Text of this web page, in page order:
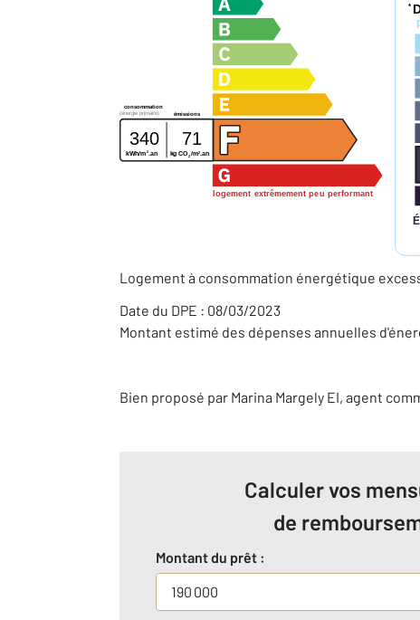
logement extrêmement peu performant
consommation
émissions
(énergie primaire)
340 71
kWh/m 2 .an kg CO2/m2 .an
*
Logement à consommation énergétique
Date du DPE : 08/03/2023
Montant estimé des dépenses annuelles
Bien proposé par Marina Margely EI, agent
Calculer vos
de
Montant du prêt :